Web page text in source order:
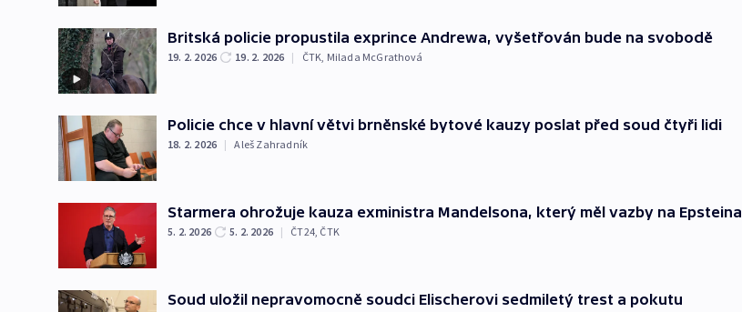
Britská policie propustila exprince Andrewa, vyšetřován bude na svobodě
19. 2. 2026 19. 2. 2026 | ČTK, Milada McGrathová
Policie chce v hlavní větvi brněnské bytové kauzy poslat před soud čtyři lidi
18. 2. 2026 | Aleš Zahradník
Starmera ohrožuje kauza exministra Mandelsona, který měl vazby na Epsteina
5. 2. 2026 5. 2. 2026 | ČT24, ČTK
Soud uložil nepravomocně soudci Elischerovi sedmiletý trest a pokutu